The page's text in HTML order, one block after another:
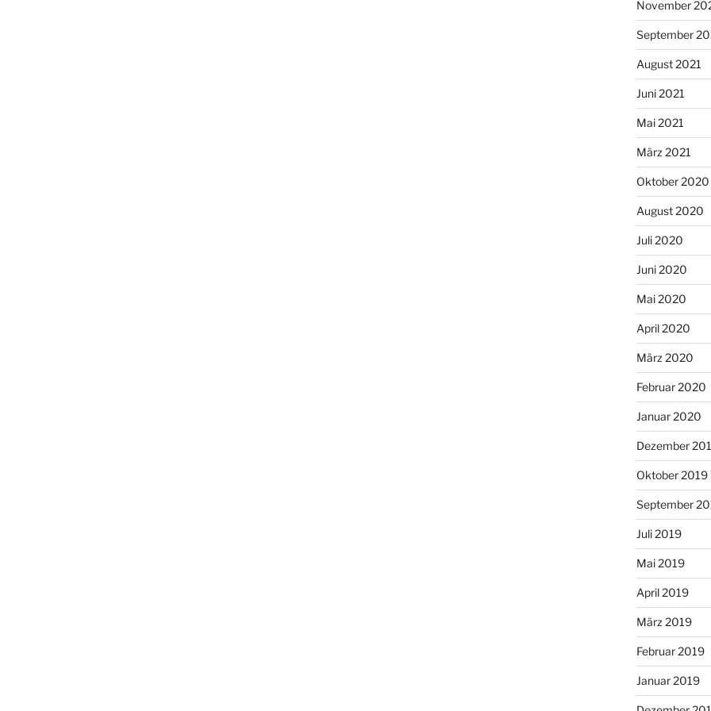
November
September
August 2021
Juni 2021
Mai 2021
März 2021
Oktober 2020
August 2020
Juli 2020
Juni 2020
Mai 2020
April 2020
März 2020
Februar 2020
Januar 2020
Dezember
Oktober 2019
September
Juli 2019
Mai 2019
April 2019
März 2019
Februar 2019
Januar 2019